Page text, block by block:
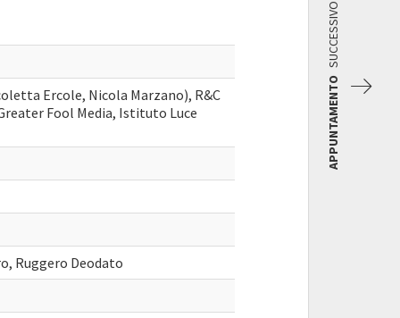
Ercole, Nicola Marzano), R&C
Fool Media, Istituto Luce
Ruggero Deodato
APPUNTAMENTO
SUCCESSIVO